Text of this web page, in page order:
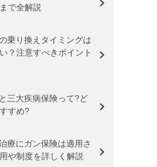
で全解説
乗り換えタイミングは
？注意すべきポイント
三大疾病保険って?ど
すめ?
療にガン保険は適用さ
や制度を詳しく解説